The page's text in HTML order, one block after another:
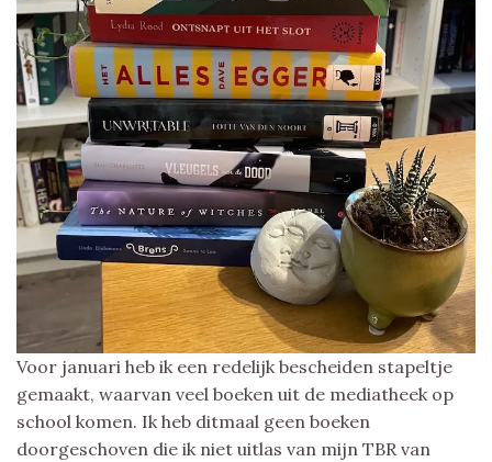
Voor januari heb ik een redelijk bescheiden stapeltje
gemaakt, waarvan veel boeken uit de mediatheek op
school komen. Ik heb ditmaal geen boeken
doorgeschoven die ik niet uitlas van mijn TBR van